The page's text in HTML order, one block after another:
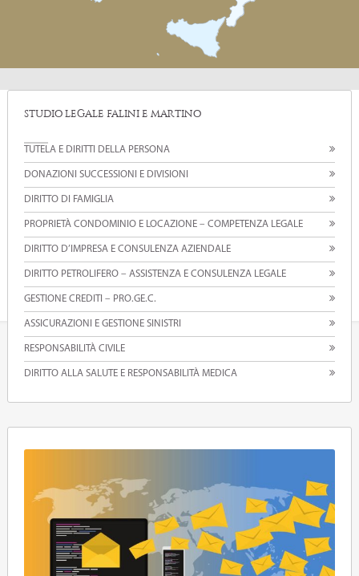
STUDIO LEGALE FALINI E MARTINO
TUTELA E DIRITTI DELLA PERSONA
DONAZIONI SUCCESSIONI E DIVISIONI
DIRITTO DI FAMIGLIA
PROPRIETÀ CONDOMINIO E LOCAZIONE – COMPETENZA LEGALE
DIRITTO D’IMPRESA E CONSULENZA AZIENDALE
DIRITTO PETROLIFERO – ASSISTENZA E CONSULENZA LEGALE
GESTIONE CREDITI – PRO.GE.C.
ASSICURAZIONI E GESTIONE SINISTRI
RESPONSABILITÀ CIVILE
DIRITTO ALLA SALUTE E RESPONSABILITÀ MEDICA